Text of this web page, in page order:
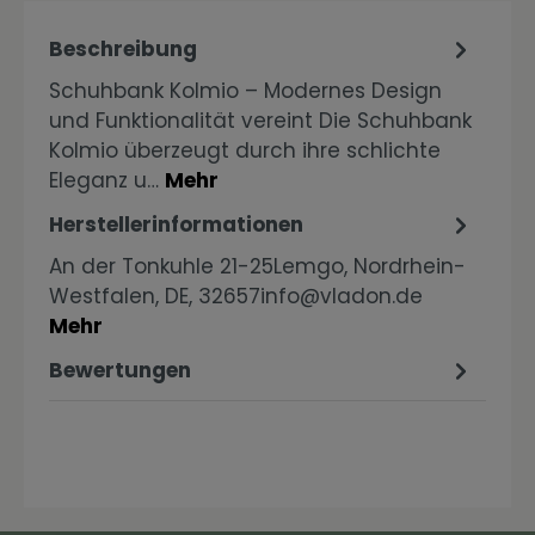
Beschreibung
Schuhbank Kolmio – Modernes Design
und Funktionalität vereint Die Schuhbank
Kolmio überzeugt durch ihre schlichte
Eleganz u… Mehr
Herstellerinformationen
An der Tonkuhle 21-25Lemgo, Nordrhein-
Westfalen, DE, 32657info@vladon.de
Mehr
Bewertungen